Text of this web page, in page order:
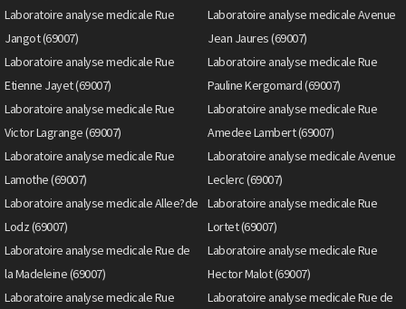
Laboratoire analyse medicale Rue
Jangot (69007)
Laboratoire analyse medicale Avenue
Jean Jaures (69007)
Laboratoire analyse medicale Rue
Etienne Jayet (69007)
Laboratoire analyse medicale Rue
Pauline Kergomard (69007)
Laboratoire analyse medicale Rue
Victor Lagrange (69007)
Laboratoire analyse medicale Rue
Amedee Lambert (69007)
Laboratoire analyse medicale Rue
Lamothe (69007)
Laboratoire analyse medicale Avenue
Leclerc (69007)
Laboratoire analyse medicale Allee?de
Lodz (69007)
Laboratoire analyse medicale Rue
Lortet (69007)
Laboratoire analyse medicale Rue de
la Madeleine (69007)
Laboratoire analyse medicale Rue
Hector Malot (69007)
Laboratoire analyse medicale Rue
Laboratoire analyse medicale Rue de